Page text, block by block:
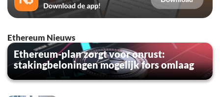
Ethereum Nieuws
Ethereum-plan zorgt voor onrust:
stakingbeloningen mogelijk fors omlaag